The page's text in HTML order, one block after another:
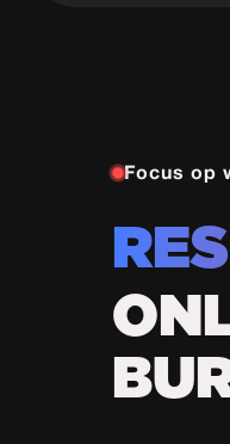
Focus op